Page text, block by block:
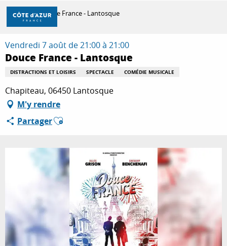
Aller
contenu
principal
DÉCOUVRIR
À FAIRE
SÉJOURNER
Accueil Douce France - Lantosque
Vendredi 7 août de 21:00 à 21:00
Douce France - Lantosque
DISTRACTIONS ET LOISIRS SPECTACLE COMÉDIE MUSICALE
Chapiteau, 06450 Lantosque
M'y rendre
PartagerAjouter aux favoris